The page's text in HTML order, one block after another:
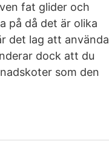
fat glider och
på då det är olika
det lag att använda
dock att du
som den